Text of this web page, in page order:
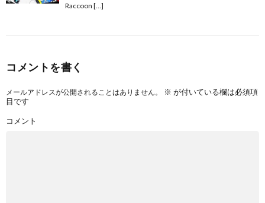
Raccoon […]
コメントを書く
メールアドレスが公開されることはありません。 ※ が付いている欄は必須項
目です
コメント